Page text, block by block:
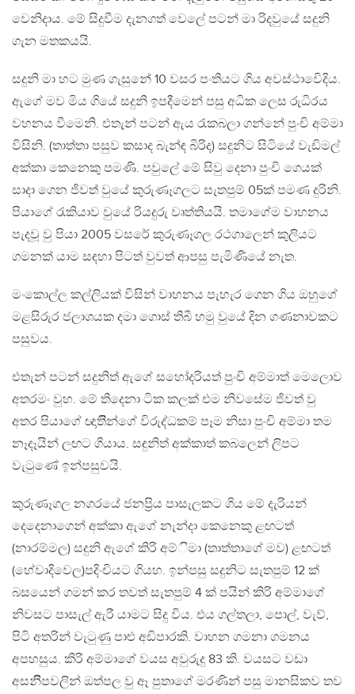
වෙනිදාය. මේ සිදුවීම දැනගත් වෙලේ පටන් මා රිදවුයේ සදුනි
ගැන මතකයයි.
සදුනි මා හට මුණ ගැසුනේ 10 වසර පංතියට ගිය අවස්ථාවෙිදිය.
ඇගේ මව මිය ගියේ සදුනි ඉපදීමෙන් පසු අධික ලෙස රුධිරය
වහනය වීමෙනි. එතැන් පටන් ඇය රැකබලා ගන්නේ පුංචි අම්මා
විසිනි. (තාත්තා පසුව කසාද බැන්ඳ බිරිද) සදුනිට සිටියේ වැඩිමල්
අක්කා කෙනෙකු පමණි. පවුලේ මේ සිවු දෙනා පුංචි ගෙයක්
සාදා ගෙන ජිවත් වුයේ කුරුණෑගලට සැතපුම් 05ක් පමණ දුරිනි.
පියාගේ රැකියාව වුයේ රියදුරු වෘත්තියයි. තමාගේම වාහනය
පැදවූ වු පියා 2005 වසරේ කුරුණෑගල රථගාලෙන් කුලියට
ගමනක් යාම සඳහා පිටත් වුවත් ආපසු පැමිණියේ නැත.
මංකොල්ල කල්ලියක් විසින් වාහනය පැහැර ගෙන ගිය ඔහුගේ
මළසිරුර ජලාශයක දමා ගොස් තිබී හමු වුයේ දින ගණනාවකට
පසුවය.
එතැන් පටන් සදුනිත් ඇගේ සහෝදරියත් පුංචි අම්මාත් මෙලොව
අතරමං වුහ. මේ තිදෙනා ටික කලක් එම නිවසේම ජිවත් වු
අතර පියාගේ ඥාතීින්ගේ විරුද්ධකම් පෑම නිසා පුංචි අම්මා තම
නෑදෑයින් ලඟට ගියාය. සඳුනිත් අක්කාත් කබලෙන් ලිපට
වැටුණේ ඉන්පසුවයි.
කුරුණෑගල නගරයේ ජනප්‍රිය පාසැලකට ගිය මේ දැරියන්
දෙදෙනාගෙන් අක්කා ඇගේ නැන්දා කෙනෙකු ළඟටත්
(නාරම්මල) සදුනි ඇගේ කිරි අම්ිමා (තාත්තාගේ මව) ළඟටත්
(හේවාදිවෙල)පදිංචියට ගියහ. ඉන්පසු සදුනිට සැතපුම් 12 ක්
බසයෙන් ගමන් කර තවත් සැතපුම් 4 ක් පයින් කිරි අම්මාගේ
නිවසට පාසැල් ඇරී යාමට සිදු විය. එය ගල්තලා, පොල්, වැව්,
පිටි අතරින් වැටුණු පාළු අඩිපාරකි. වාහන ගමනා ගමනය
අපහසුය. කිරි අම්මාගේ වයස අවුරුදු 83 කි. වයසට වඩා
අසනීිපවලින් ඔත්පල වු ඈ පුතාගේ මරණින් පසු මානසිකව තව